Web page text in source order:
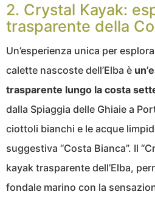
2. Crystal Kayak:
trasparente della
Un’esperienza unica per
calette nascoste dell’Elba è
trasparente lungo la costa
dalla Spiaggia delle Ghiaie a
ciottoli bianchi e le acque
suggestiva “Costa Bianca”. Il
kayak trasparente dell’Elba,
fondale marino con la